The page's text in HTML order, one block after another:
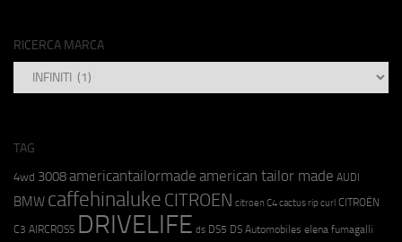
RICERCA MARCA
RICERCA
MARCA
TAG
4wd 3008americantailormade american tailor made AUDI
BMW caffehinaluke CITROEN citroen C4 cactus rip curl CITROËN
C3 AIRCROSS DRIVELIFE ds DS5 DS Automobiles elena fumagalli